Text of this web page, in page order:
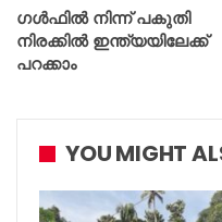
ഗൾഫിൽ നിന്ന് പകുതി
നിരക്കിൽ ഇന്ത്യയിലേക്ക്
പറക്കാം
YOU MIGHT